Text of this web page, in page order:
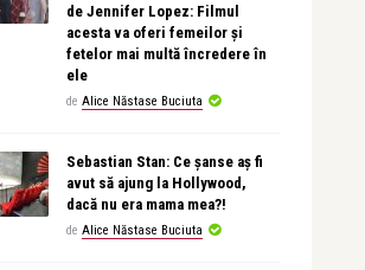
de Jennifer Lopez: Filmul
acesta va oferi femeilor și
fetelor mai multă încredere în
ele
de Alice Năstase Buciuta
Sebastian Stan: Ce șanse aș fi
avut să ajung la Hollywood,
dacă nu era mama mea?!
de Alice Năstase Buciuta